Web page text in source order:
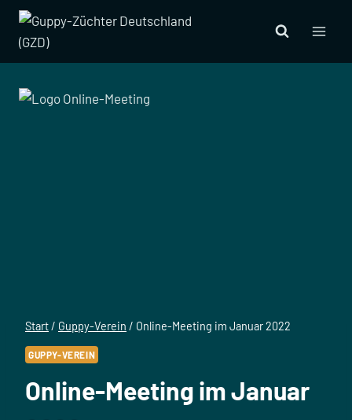
Zum
springen
Start/ Guppy-Verein / Online-Meeting im Januar 2022
GUPPY-VEREIN
Online-Meeting im Januar